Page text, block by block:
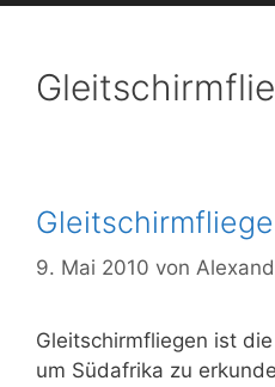
9. Mai 2010 von
Gleitschirmfliegen ist
um Südafrika zu